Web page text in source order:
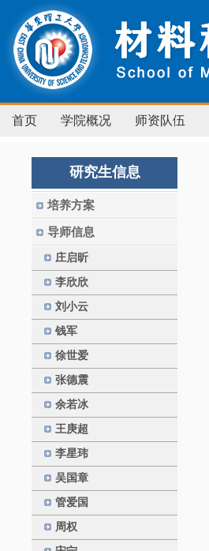
首页 学院概况 师资队伍
研究生信息
培养方案
导师信息
庄启昕
李欣欣
刘小云
钱军
徐世爱
张德震
余若冰
王庚超
李星玮
吴国章
管爱国
周权